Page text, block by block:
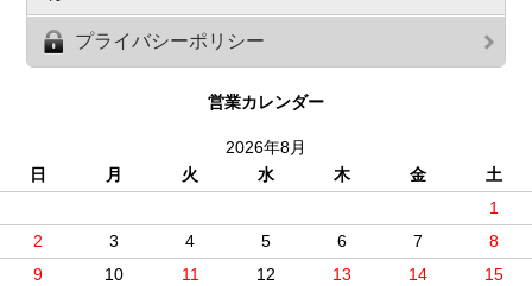
プライバシーポリシー
営業カレンダー
2026年8月
日
月 火 水 木 金
土
1
2
3 4 5 6 7
8
9
10 11 12 13 14 15